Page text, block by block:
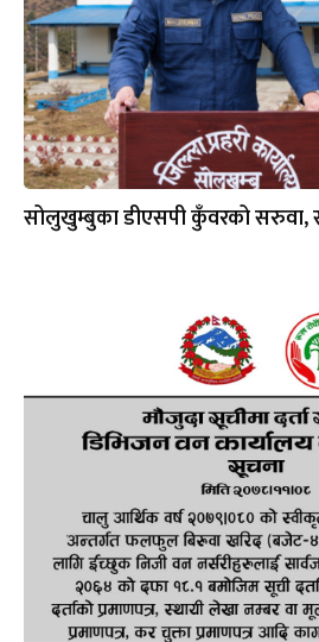
सोलुखुम्बुका डीएसपी कुँवरको सरुवा,